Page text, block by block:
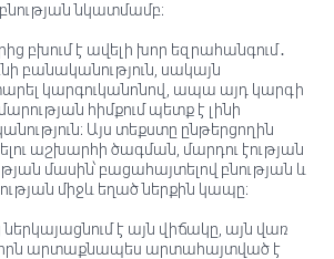
նկատմամբ։
բխում է ավելի խոր եզրահանգում․
բանականություն, սակայն
կարգուկանոնով, ապա այդ կարգի
հիմքում պետք է լինի
Այս տեքստը ընթերցողին
աշխարհի ծագման, մարդու էության
մասին՝ բացահայտելով բնության և
միջև եղած ներքին կապը։
ներկայացնում է այն վիճակը, այն վառ
որն արտաքնապես արտահայտված է